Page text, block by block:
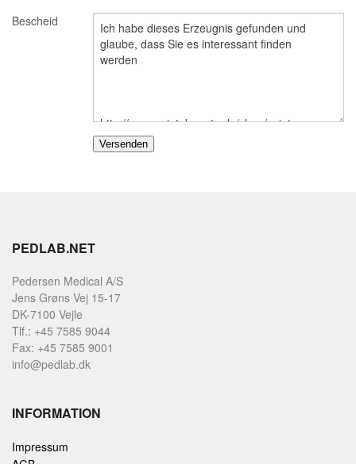
MEIN KONTO B2BLOGIN
KUNDEN ANMELDUNG
Bescheid
PEDLAB.NET
Pedersen Medical A/S
Jens Grøns Vej 15-17
DK-7100 Vejle
Tlf.: +45 7585 9044
Fax: +45 7585 9001
info@pedlab.dk
INFORMATION
Impressum